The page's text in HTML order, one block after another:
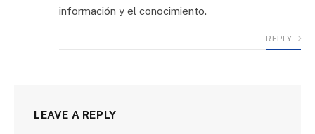
información y el conocimiento.
REPLY
LEAVE A REPLY